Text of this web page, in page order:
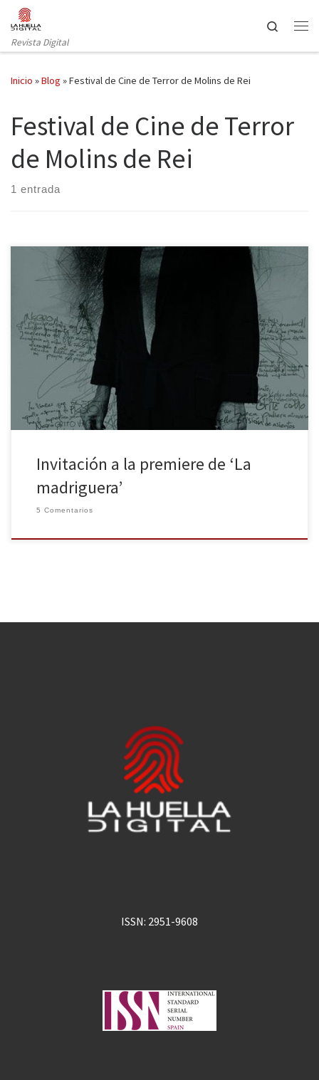
Saltar al contenido
Revista Digital
Search
Inicio »Blog »Festival de Cine de Terror de Molins de Rei
Festival de Cine de Terror
de Molins de Rei
1 entrada
Nuestros compañeros de Blogos de Oro os quieren invitar el
próximo 15 de noviembre a las 21.30 horas en la sala 2 de los
Cines Palafox de Madrid, a la premiere de la película La
Madriguera que contará con la presencia de Kurro González su
director y los actores Cristina Castaño (La que se […]
Invitación a la premiere de ‘La
madriguera’
5 Comentarios
ISSN: 2951-9608